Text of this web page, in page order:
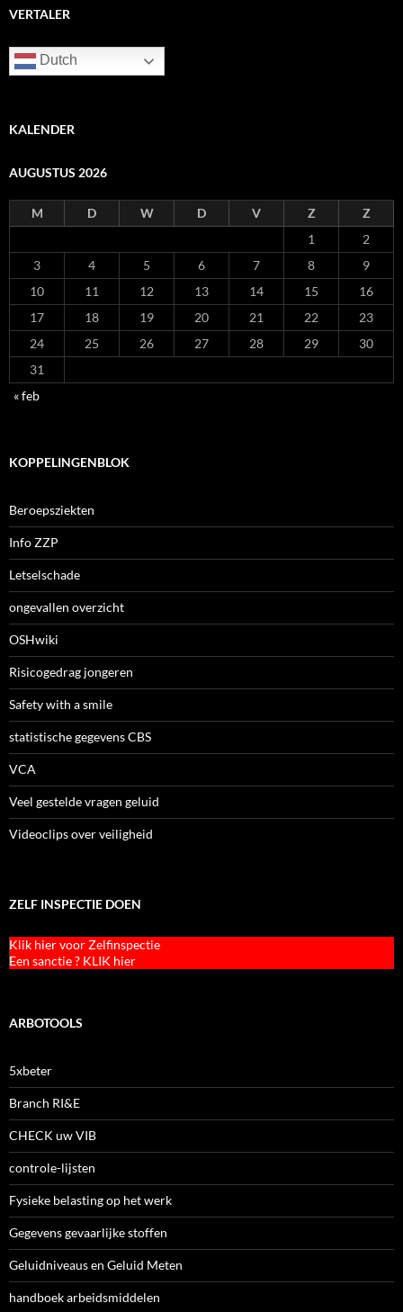
VERTALER
Dutch
KALENDER
AUGUSTUS 2026
M D W D V Z
Z
1
2
3
4 5 6 7 8
9
10
11 12 13 14 15
16
17
18 19 20 21 22
23
24
25 26 27 28 29
30
31
« feb
KOPPELINGENBLOK
Beroepsziekten
Info ZZP
Letselschade
ongevallen overzicht
OSHwiki
Risicogedrag jongeren
Safety with a smile
statistische gegevens CBS
VCA
Veel gestelde vragen geluid
Videoclips over veiligheid
ZELF INSPECTIE DOEN
Klik hier voor Zelfinspectie
Een sanctie ? KLIK hier
ARBOTOOLS
5xbeter
Branch RI&E
CHECK uw VIB
controle-lijsten
Fysieke belasting op het werk
Gegevens gevaarlijke stoffen
Geluidniveaus en Geluid Meten
handboek arbeidsmiddelen